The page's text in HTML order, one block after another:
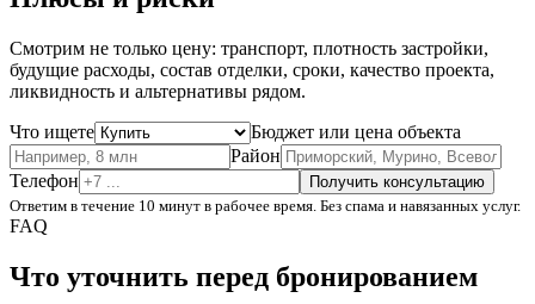
Смотрим не только цену: транспорт, плотность застройки,
будущие расходы, состав отделки, сроки, качество проекта,
ликвидность и альтернативы рядом.
Что ищете
Бюджет или цена объекта
Район
Телефон
Получить консультацию
Ответим в течение 10 минут в рабочее время. Без спама и навязанных услуг.
FAQ
Что уточнить перед бронированием